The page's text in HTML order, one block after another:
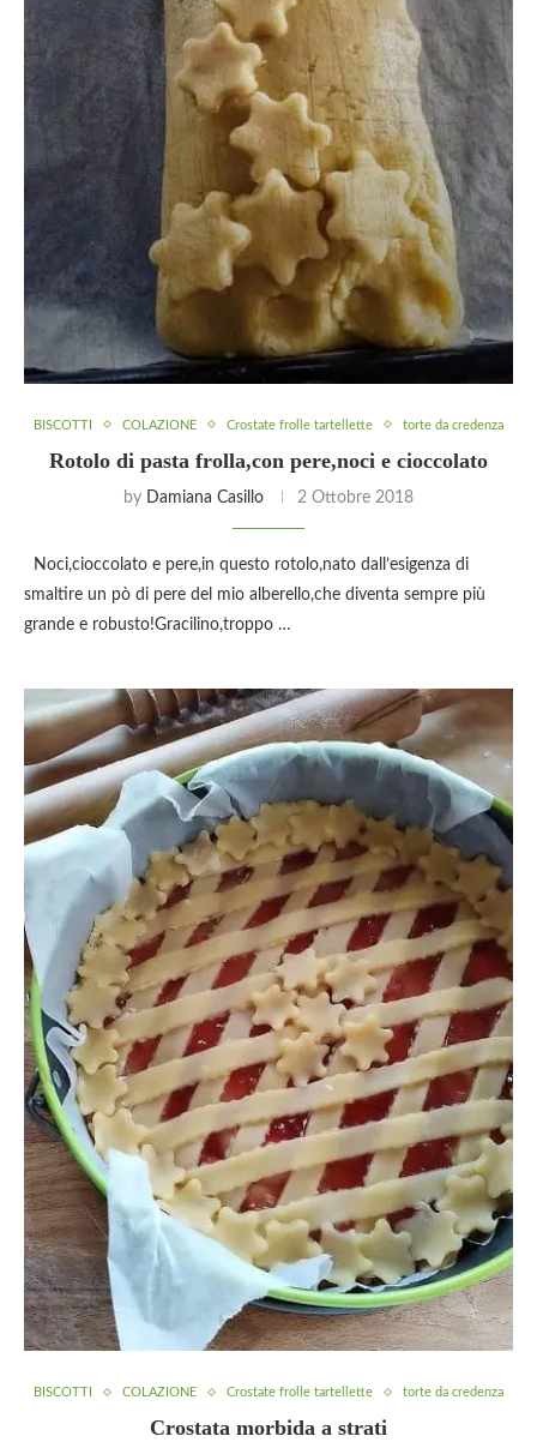
BISCOTTI COLAZIONE Crostate frolle tartellette torte da credenza
Rotolo di pasta frolla,con pere,noci e cioccolato
by Damiana Casillo 2 Ottobre 2018
Noci,cioccolato e pere,in questo rotolo,nato dall’esigenza di
smaltire un pò di pere del mio alberello,che diventa sempre più
grande e robusto!Gracilino,troppo …
BISCOTTI COLAZIONE Crostate frolle tartellette torte da credenza
Crostata morbida a strati